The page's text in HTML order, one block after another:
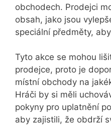
obchodech. Prodejci
obsah, jako jsou
speciální předměty,
Tyto akce se mohou
prodejce, proto je
místní obchody na
Hráči by si měli
pokyny pro uplatnění
aby zajistili, že obdrží